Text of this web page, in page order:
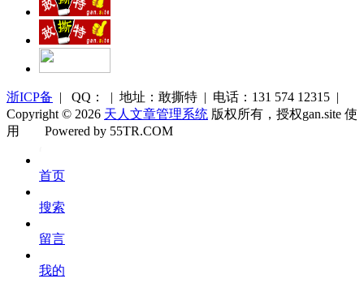
浙ICP备 | QQ： | 地址：敢撕特 | 电话：131 574 12315 |
Copyright © 2026 天人文章管理系统 版权所有，授权gan.site 使
用
库
Powered by 55TR.COM
首页
搜索
留言
我的